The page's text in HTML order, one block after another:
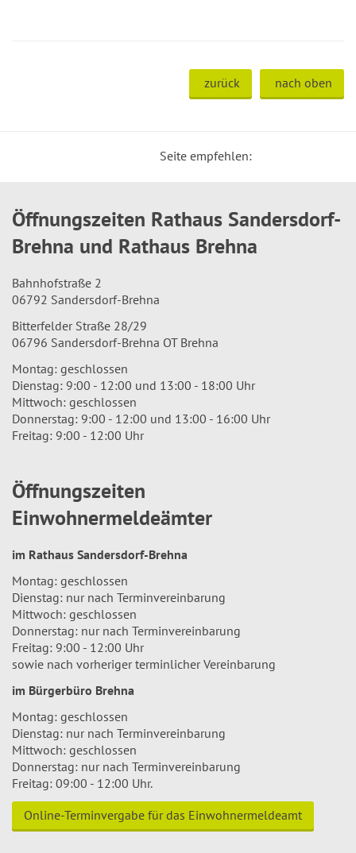
zurück nach oben
Seite empfehlen:
Öffnungszeiten Rathaus Sandersdorf-
Brehna und Rathaus Brehna
Bahnhofstraße 2
06792 Sandersdorf-Brehna
Bitterfelder Straße 28/29
06796 Sandersdorf-Brehna OT Brehna
Montag: geschlossen
Dienstag: 9:00 - 12:00 und 13:00 - 18:00 Uhr
Mittwoch: geschlossen
Donnerstag: 9:00 - 12:00 und 13:00 - 16:00 Uhr
Freitag: 9:00 - 12:00 Uhr
Öffnungszeiten
Einwohnermeldeämter
im Rathaus Sandersdorf-Brehna
Montag: geschlossen
Dienstag: nur nach Terminvereinbarung
Mittwoch: geschlossen
Donnerstag: nur nach Terminvereinbarung
Freitag: 9:00 - 12:00 Uhr
sowie nach vorheriger terminlicher Vereinbarung
im Bürgerbüro Brehna
Montag: geschlossen
Dienstag: nur nach Terminvereinbarung
Mittwoch: geschlossen
Donnerstag: nur nach Terminvereinbarung
Freitag: 09:00 - 12:00 Uhr.
Online-Terminvergabe für das Einwohnermeldeamt